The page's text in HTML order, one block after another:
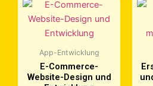
App-Entwicklung
E-Commerce-
Website-Design und